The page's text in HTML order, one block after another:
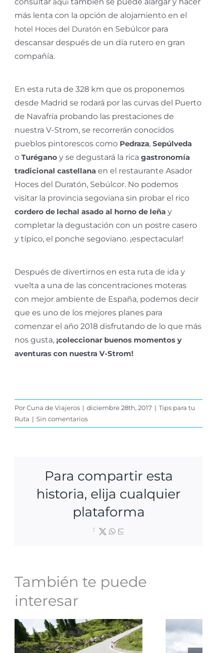
más lenta con la opción de alojamiento en el
hotel Hoces del Duratón en Sebúlcor para
descansar después de un día rutero en gran
compañía.
En esta ruta de 328 km que os proponemos
desde Madrid se rodará por las curvas del Puerto
de Navafría probando las prestaciones de
nuestra V-Strom, se recorrerán conocidos
pueblos pintorescos como Pedraza, Sepúlveda
o Turégano y se degustará la rica gastronomía
tradicional castellana en el restaurante Asador
Hoces del Duratón, Sebúlcor. No podemos
visitar la provincia segoviana sin probar el rico
cordero de lechal asado al horno de leña y
completar la degustación con un postre casero
y típico, el ponche segoviano. ¡espectacular!
Después de divertirnos en esta ruta de ida y
vuelta a una de las concentraciones moteras
con mejor ambiente de España, podemos decir
que es uno de los mejores planes para
comenzar el año 2018 disfrutando de lo que más
nos gusta, ¡coleccionar buenos momentos y
aventuras con nuestra V-Strom!
PorCuna de Viajeros | diciembre 28th, 2017 | Tips para tu
Ruta | Sin comentarios
Para compartir esta
historia, elija cualquier
plataforma
Facebook
X WhatsApp
También te puede
interesar
Rutas
inspiradoras